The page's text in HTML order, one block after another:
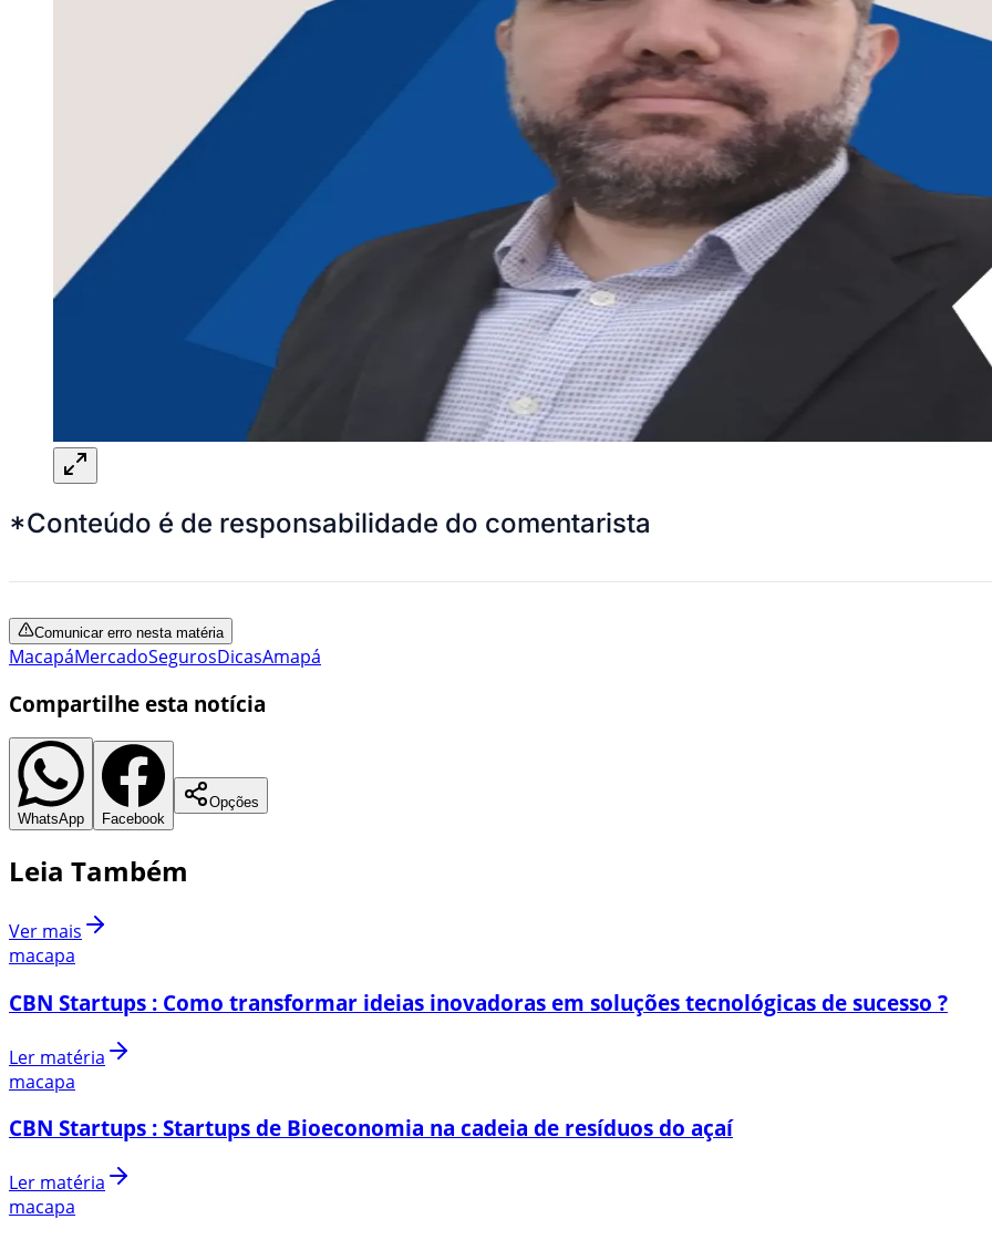
*Conteúdo é de responsabilidade do comentarista
Comunicar erro nesta matéria
MacapáMercadoSegurosDicasAmapá
Compartilhe esta notícia
WhatsApp Facebook
Opções
Leia Também
Ver mais
macapa
CBN Startups : Como transformar ideias inovadoras em soluções tecnológicas de sucesso ?
Ler matéria
macapa
CBN Startups : Startups de Bioeconomia na cadeia de resíduos do açaí
Ler matéria
macapa